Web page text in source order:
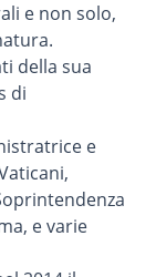
e non solo,
della sua
di
e
e varie